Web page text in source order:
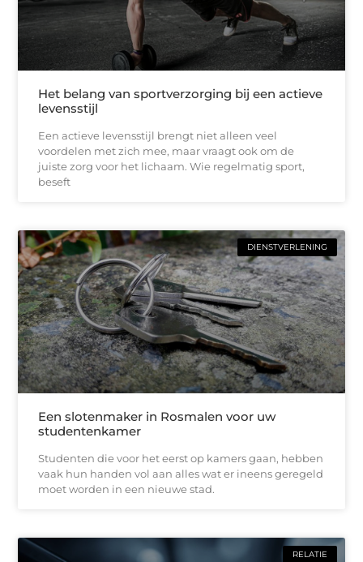
Het belang van sportverzorging bij een actieve
levensstijl
Een actieve levensstijl brengt niet alleen veel
voordelen met zich mee, maar vraagt ook om de
juiste zorg voor het lichaam. Wie regelmatig sport,
beseft
DIENSTVERLENING
Een slotenmaker in Rosmalen voor uw
studentenkamer
Studenten die voor het eerst op kamers gaan, hebben
vaak hun handen vol aan alles wat er ineens geregeld
moet worden in een nieuwe stad.
RELATIE